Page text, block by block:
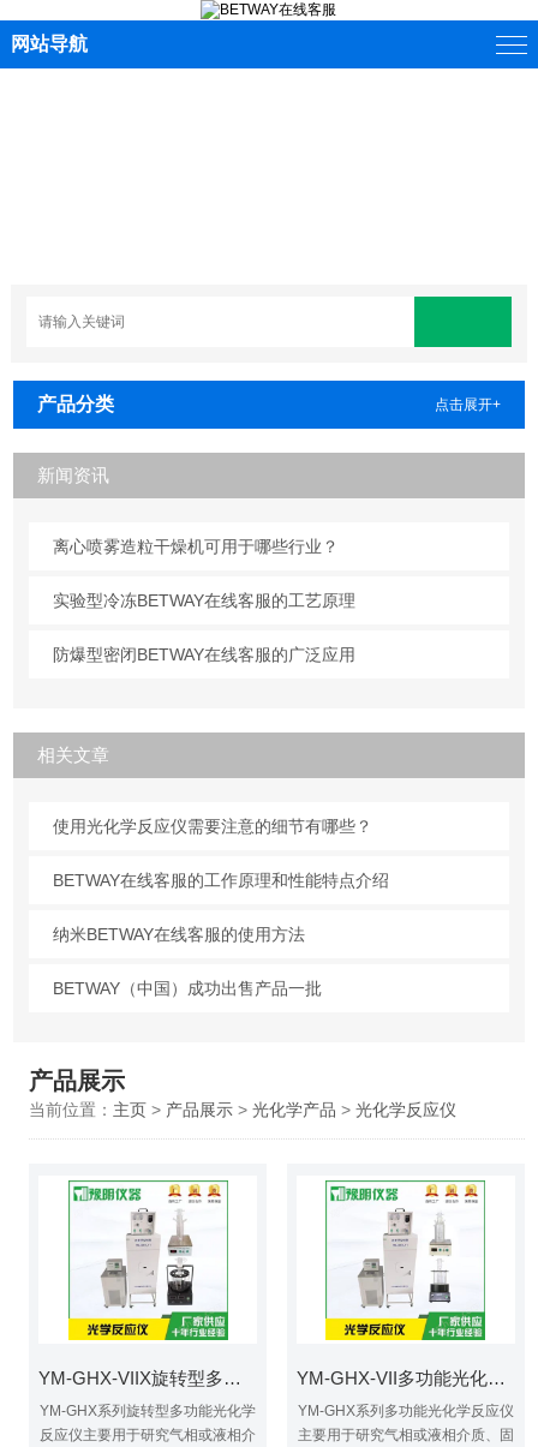
网站导航
产品分类 点击展开+
新闻资讯
离心喷雾造粒干燥机可用于哪些行业？
实验型冷冻BETWAY在线客服的工艺原理
防爆型密闭BETWAY在线客服的广泛应用
相关文章
使用光化学反应仪需要注意的细节有哪些？
BETWAY在线客服的工作原理和性能特点介绍
纳米BETWAY在线客服的使用方法
BETWAY（中国）成功出售产品一批
产品展示
当前位置： 主页> 产品展示> 光化学产品 > 光化学反应仪
YM-GHX-VIIX旋转型多功能光化学反应仪
YM-GHX系列旋转型多功能光化学
反应仪主要用于研究气相或液相介
YM-GHX-VII多功能光化学反应仪
YM-GHX系列多功能光化学反应仪
主要用于研究气相或液相介质、固